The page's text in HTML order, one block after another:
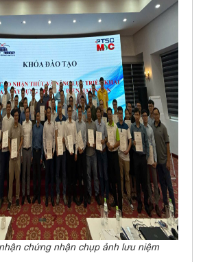
chứng nhận chụp ảnh lưu niệm